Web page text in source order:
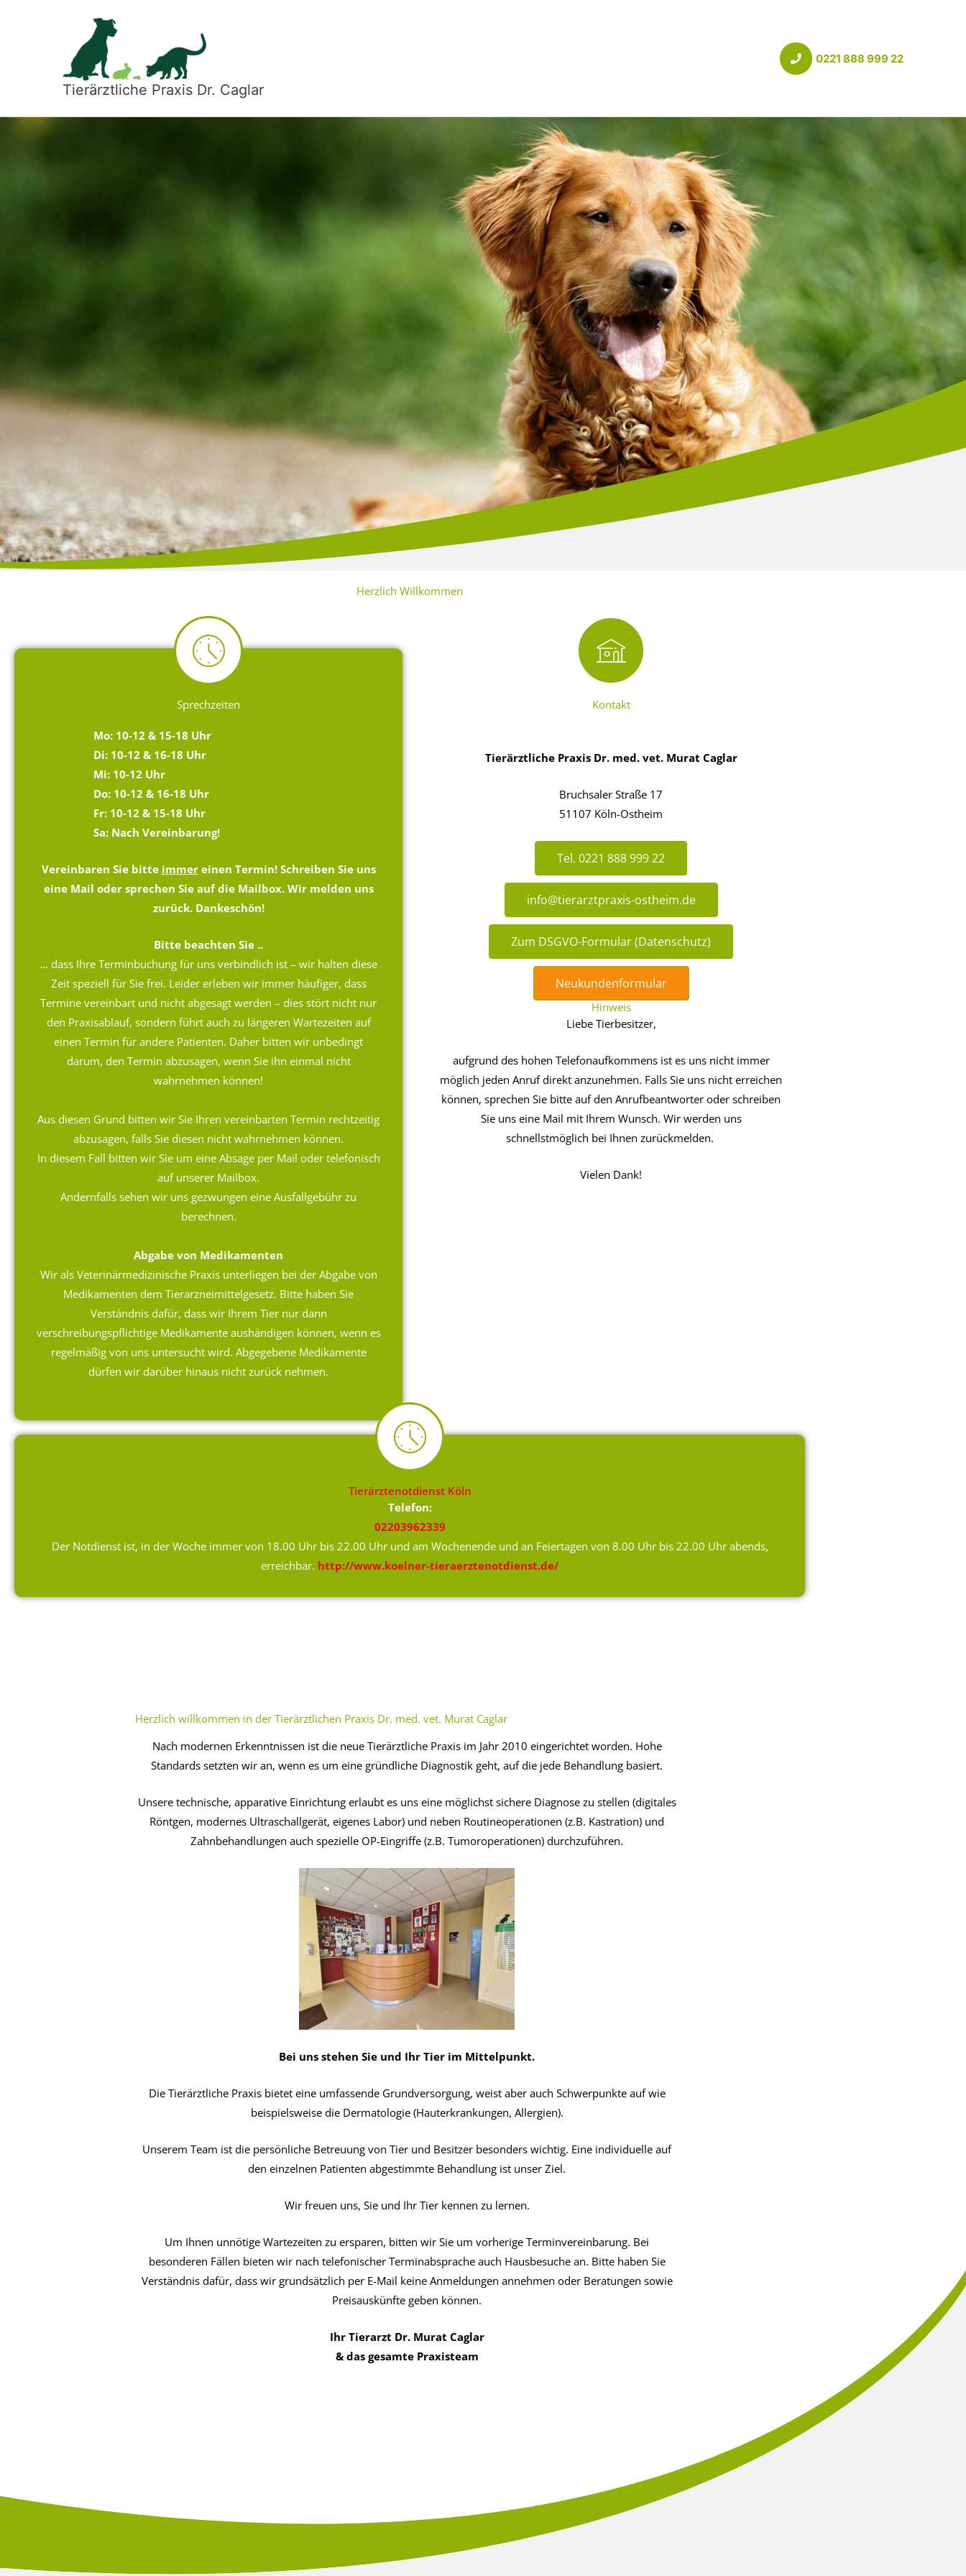
Tierärztliche Praxis Dr. Caglar
0221 888 999 22
Herzlich Willkommen
Sprechzeiten
Mo: 10-12 & 15-18 Uhr
Di: 10-12 & 16-18 Uhr
Mi: 10-12 Uhr
Do: 10-12 & 16-18 Uhr
Fr: 10-12 & 15-18 Uhr
Sa: Nach Vereinbarung!
Vereinbaren Sie bitte immereinen Termin! Schreiben Sie uns
eine Mail oder sprechen Sie auf die Mailbox. Wir melden uns
zurück. Dankeschön!
Bitte beachten Sie ..
… dass Ihre Terminbuchung für uns verbindlich ist – wir halten diese
Zeit speziell für Sie frei. Leider erleben wir immer häufiger, dass
Termine vereinbart und nicht abgesagt werden – dies stört nicht nur
den Praxisablauf, sondern führt auch zu längeren Wartezeiten auf
einen Termin für andere Patienten. Daher bitten wir unbedingt
darum, den Termin abzusagen, wenn Sie ihn einmal nicht
wahrnehmen können!
Aus diesen Grund bitten wir Sie Ihren vereinbarten Termin rechtzeitig
abzusagen, falls Sie diesen nicht wahrnehmen können.
In diesem Fall bitten wir Sie um eine Absage per Mail oder telefonisch
auf unserer Mailbox.
Andernfalls sehen wir uns gezwungen eine Ausfallgebühr zu
berechnen.
Abgabe von Medikamenten
Wir als Veterinärmedizinische Praxis unterliegen bei der Abgabe von
Medikamenten dem Tierarzneimittelgesetz. Bitte haben Sie
Verständnis dafür, dass wir Ihrem Tier nur dann
verschreibungspflichtige Medikamente aushändigen können, wenn es
regelmäßig von uns untersucht wird. Abgegebene Medikamente
dürfen wir darüber hinaus nicht zurück nehmen.
Kontakt
Tierärztliche Praxis Dr. med. vet. Murat Caglar
Bruchsaler Straße 17
51107 Köln-Ostheim
Tel. 0221 888 999 22
info@tierarztpraxis-ostheim.de
Zum DSGVO-Formular (Datenschutz)
Neukundenformular
Hinweis
Liebe Tierbesitzer,
aufgrund des hohen Telefonaufkommens ist es uns nicht immer
möglich jeden Anruf direkt anzunehmen. Falls Sie uns nicht erreichen
können, sprechen Sie bitte auf den Anrufbeantworter oder schreiben
Sie uns eine Mail mit Ihrem Wunsch. Wir werden uns
schnellstmöglich bei Ihnen zurückmelden.
Vielen Dank!
Tierärztenotdienst Köln
Telefon:
02203962339
Der Notdienst ist, in der Woche immer von 18.00 Uhr bis 22.00 Uhr und am Wochenende und an Feiertagen von 8.00 Uhr bis 22.00 Uhr abends,
erreichbar. http://www.koelner-tieraerztenotdienst.de/
Herzlich willkommen in der Tierärztlichen Praxis Dr. med. vet. Murat Caglar
Nach modernen Erkenntnissen ist die neue Tierärztliche Praxis im Jahr 2010 eingerichtet worden. Hohe
Standards setzten wir an, wenn es um eine gründliche Diagnostik geht, auf die jede Behandlung basiert.
Unsere technische, apparative Einrichtung erlaubt es uns eine möglichst sichere Diagnose zu stellen (digitales
Röntgen, modernes Ultraschallgerät, eigenes Labor) und neben Routineoperationen (z.B. Kastration) und
Zahnbehandlungen auch spezielle OP-Eingriffe (z.B. Tumoroperationen) durchzuführen.
Bei uns stehen Sie und Ihr Tier im Mittelpunkt.
Die Tierärztliche Praxis bietet eine umfassende Grundversorgung, weist aber auch Schwerpunkte auf wie
beispielsweise die Dermatologie (Hauterkrankungen, Allergien).
Unserem Team ist die persönliche Betreuung von Tier und Besitzer besonders wichtig. Eine individuelle auf
den einzelnen Patienten abgestimmte Behandlung ist unser Ziel.
Wir freuen uns, Sie und Ihr Tier kennen zu lernen.
Um Ihnen unnötige Wartezeiten zu ersparen, bitten wir Sie um vorherige Terminvereinbarung. Bei
besonderen Fällen bieten wir nach telefonischer Terminabsprache auch Hausbesuche an. Bitte haben Sie
Verständnis dafür, dass wir grundsätzlich per E-Mail keine Anmeldungen annehmen oder Beratungen sowie
Preisauskünfte geben können.
Ihr Tierarzt Dr. Murat Caglar
& das gesamte Praxisteam